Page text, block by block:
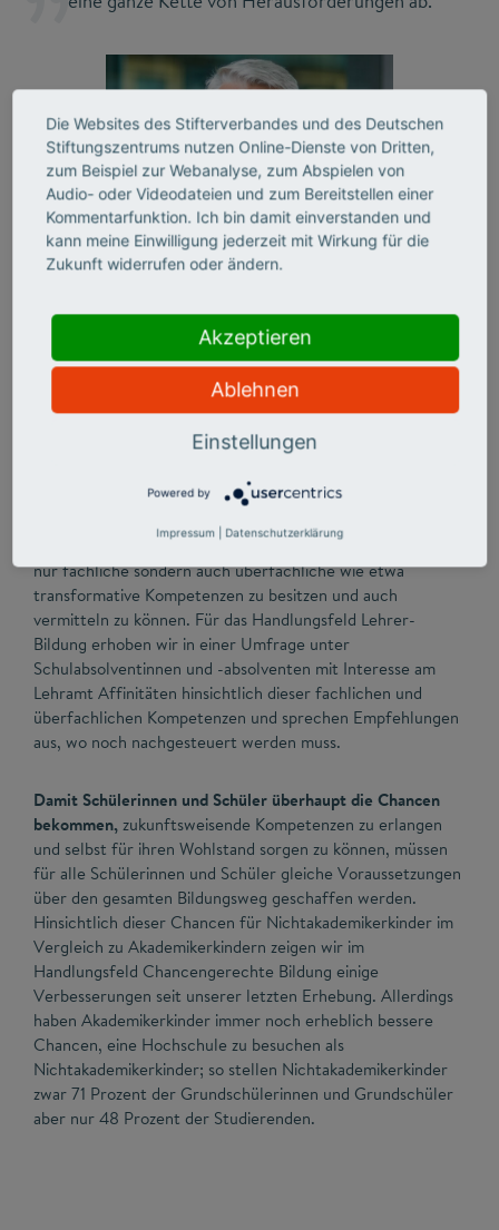
Volker Meyer-Guckel
Generalsekretär des Stifterverbandes
auch für Wohlstand und Fortschritt allgemein wird nach
wie vor in der schulischen Bildung gelegt. Die Ansprüche an
die Lehrerinnen und Lehrer von morgen steigen also, nicht
nur fachliche sondern auch überfachliche wie etwa
transformative Kompetenzen zu besitzen und auch
vermitteln zu können. Für das Handlungsfeld Lehrer-
Bildung erhoben wir in einer Umfrage unter
Schulabsolventinnen und -absolventen mit Interesse am
Lehramt Affinitäten hinsichtlich dieser fachlichen und
überfachlichen Kompetenzen und sprechen Empfehlungen
aus, wo noch nachgesteuert werden muss.
Damit Schülerinnen und Schüler überhaupt die Chancen
bekommen,zukunftsweisende Kompetenzen zu erlangen
und selbst für ihren Wohlstand sorgen zu können, müssen
für alle Schülerinnen und Schüler gleiche Voraussetzungen
über den gesamten Bildungsweg geschaffen werden.
Hinsichtlich dieser Chancen für Nichtakademikerkinder im
Vergleich zu Akademikerkindern zeigen wir im
Handlungsfeld Chancengerechte Bildung einige
Verbesserungen seit unserer letzten Erhebung. Allerdings
haben Akademikerkinder immer noch erheblich bessere
Chancen, eine Hochschule zu besuchen als
Nichtakademikerkinder; so stellen Nichtakademikerkinder
zwar 71 Prozent der Grundschülerinnen und Grundschüler
aber nur 48 Prozent der Studierenden.
Die Websites des Stifterverbandes und des Deutschen
Stiftungszentrums nutzen Online-Dienste von Dritten,
zum Beispiel zur Webanalyse, zum Abspielen von
Audio- oder Videodateien und zum Bereitstellen einer
Kommentarfunktion. Ich bin damit einverstanden und
kann meine Einwilligung jederzeit mit Wirkung für die
Zukunft widerrufen oder ändern.
Akzeptieren
Ablehnen
Einstellungen
Powered by
Impressum Datenschutzerklärung